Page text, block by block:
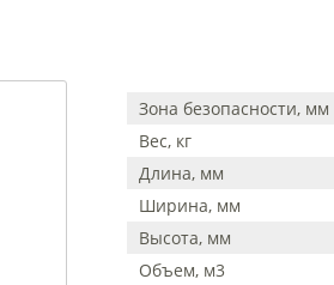
Зона безопасности, мм
Вес, кг
Длина, мм
Ширина, мм
Высота, мм
Объем, м3